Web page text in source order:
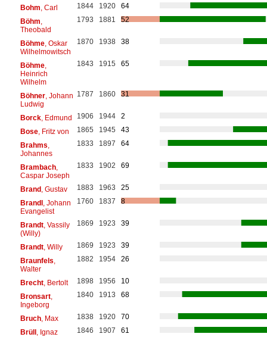
Bohm , Carl 1844 1920
64
Böhm
Theobald
1793 1881 52
Böhme, Oskar
Wilhelmowitsch
1870 1938 38
Böhme,
Heinrich
Wilhelm
1843 1915 65
Böhner, Johann
Ludwig
1787 1860 31
Borck, Edmund 1906 1944
2
Bose, Fritz von 1865 1945
43
Brahms
Johannes
1833 1897 64
Brambach,
Caspar Joseph
1833 1902 69
Brand, Gustav 1883 1963
25
Brandl, Johann
Evangelist
1760 1837 8
Brandt, Vassily
(Willy)
1869 1923 39
Brandt, Willy 1869 1923
39
Braunfels
Walter
1882 1954 26
Brecht, Bertolt 1898 1956
10
Bronsart,
Ingeborg
1840 1913 68
Bruch, Max 1838 1920
70
Brüll, Ignaz 1846 1907
61